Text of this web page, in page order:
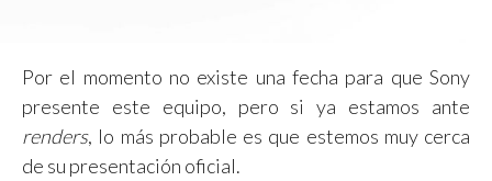
Por el momento no existe una fecha para que Sony
presente este equipo, pero si ya estamos ante
renders, lo más probable es que estemos muy cerca
de su presentación oficial.